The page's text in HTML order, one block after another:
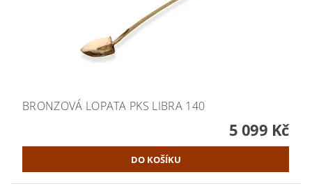
BRONZOVÁ LOPATA PKS LIBRA 140
5 099 Kč